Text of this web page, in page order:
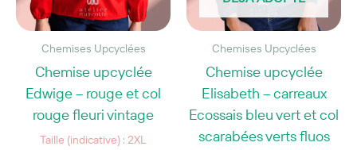
Chemises Upcyclées
Chemise upcyclée
Edwige – rouge et col
rouge fleuri vintage
Taille (indicative) : 2XL
Chemises Upcyclées
Chemise upcyclée
Elisabeth – carreaux
Ecossais bleu vert et col
scarabées verts fluos